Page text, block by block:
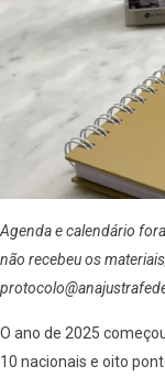
Agenda e calendário
não recebeu os
O ano de 2025
10 nacionais e oito